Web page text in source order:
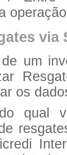
via
um
os
qual